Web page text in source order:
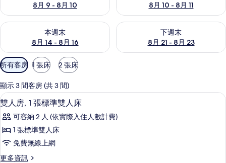
8月 9 - 8月 10
8月 10 - 8月 11
本週末
8月 14 - 8月 16
查看本週末 (8月 14 - 8月 16) 的供應情況
下週末
8月 21 - 8月 23
查看下週末 (8月 21 - 8月 23)
可
用
的
客
房
篩
選
條
所有客房 1 張床 2 張床
顯示 3 間客房 (共 3 間)
顯
示
雙
人
雙人房, 1 張標準雙人床 | 1 間臥室、
21
雙人房, 1 張標準雙人床
可容納 2 人 (依實際入住人數計費)
1 張標準雙人床
免費無線上網
更多資訊
更